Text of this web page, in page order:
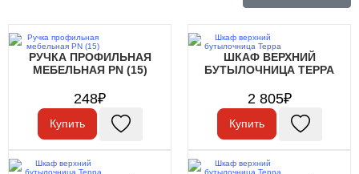
РУЧКА ПРОФИЛЬНАЯ
МЕБЕЛЬНАЯ PN (15)
248₽
Купить
ШКАФ ВЕРХНИЙ
БУТЫЛОЧНИЦА ТЕРРА
2 805₽
Купить